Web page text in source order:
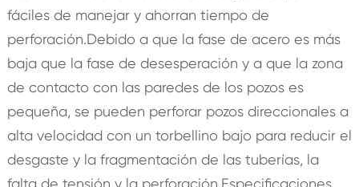
fáciles de manejar y ahorran tiempo de
perforación.Debido a que la fase de acero es más
baja que la fase de desesperación y a que la zona
de contacto con las paredes de los pozos es
pequeña, se pueden perforar pozos direccionales a
alta velocidad con un torbellino bajo para reducir el
desgaste y la fragmentación de las tuberías, la
falta de tensión y la perforación.Especificaciones